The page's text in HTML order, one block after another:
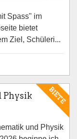
Spass" im
bietet
Ziel, Schüleri...
BIETE
Physik
und Physik